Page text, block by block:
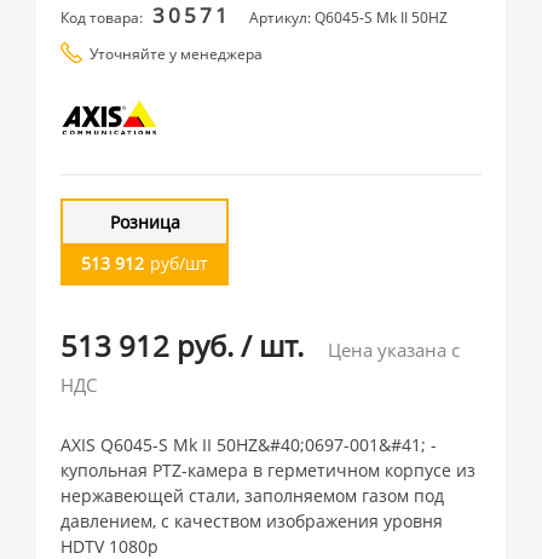
Код товара: 30571
Артикул: Q6045-S Mk II 50HZ
Уточняйте у менеджера
Розница
513 912 руб/шт
513 912 руб./ шт.
Цена указана с
НДС
AXIS Q6045-S Mk II 50HZ&#40;0697-001&#41; -
купольная PTZ-камера в герметичном корпусе из
нержавеющей стали, заполняемом газом под
давлением, с качеством изображения уровня
HDTV 1080p